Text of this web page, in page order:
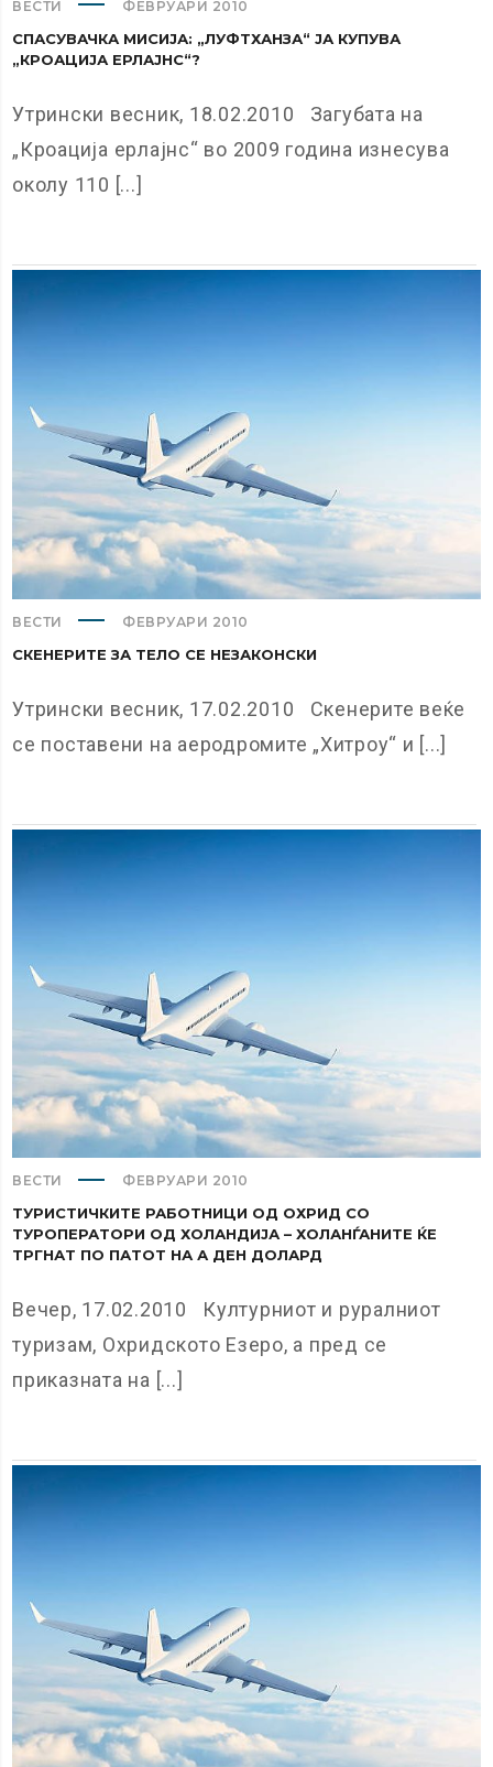
ВЕСТИ ФЕВРУАРИ 2010
СПАСУВАЧКА МИСИЈА: „ЛУФТХАНЗА“ ЈА КУПУВА
„КРОАЦИЈА ЕРЛАЈНС“?
Утрински весник, 18.02.2010 Загубата на
„Кроација ерлајнс“ во 2009 година изнесува
околу 110 [...]
ВЕСТИ ФЕВРУАРИ 2010
СКЕНЕРИТЕ ЗА ТЕЛО СЕ НЕЗАКОНСКИ
Утрински весник, 17.02.2010 Скенерите веќе
се поставени на аеродромите „Хитроу“ и [...]
ВЕСТИ ФЕВРУАРИ 2010
ТУРИСТИЧКИТЕ РАБОТНИЦИ ОД ОХРИД СО
ТУРОПЕРАТОРИ ОД ХОЛАНДИЈА – ХОЛАНЃАНИТЕ ЌЕ
ТРГНАТ ПО ПАТОТ НА А ДЕН ДОЛАРД
Вечер, 17.02.2010 Културниот и руралниот
туризам, Охридското Езеро, а пред се
приказната на [...]